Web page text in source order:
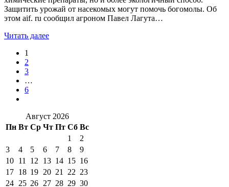
Защитить урожай от насекомых могут помочь богомолы. Об
этом aif. ru сообщил агроном Павел Лагута…
Читать далее
1
2
3
…
6
Август 2026
Пн Вт Ср Чт Пт Сб Вс
1
2
3
4 5 6 7 8
9
10 11 12 13 14 15 16
17 18 19 20 21 22 23
24 25 26 27 28 29 30